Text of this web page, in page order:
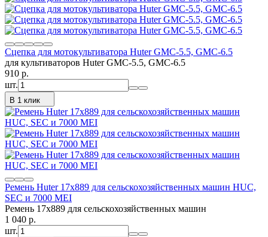
Сцепка для мотокультиватора Huter GMC-5.5, GMC-6.5
для культиваторов Huter GMC-5.5, GMC-6.5
910 p.
шт.
В 1 клик
Ремень Huter 17x889 для сельскохозяйственных машин HUC,
SEC и 7000 MEI
Ремень 17x889 для сельскохозяйственных машин
1 040 p.
шт.